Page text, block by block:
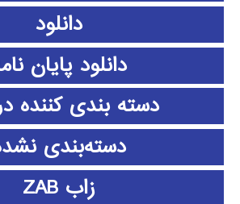
دانلود
دانلود پايان
دسته بندی کننده
دسته‌بندی
زاب ZAB